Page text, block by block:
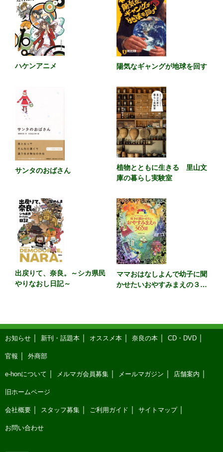
ハケンアニメ 陽気なギャングが地球を回す
サンタのおばさん
植物とともに生きる 里山文
庫の暮らし実験室
出戻りて、奈良。～シカ県民
やりなおし日記～
ママおはなしよんで幼子に聞
かせたいおやすみまえの３６
お知らせ 新刊・話題本 オススメ本 奈良の本 CD・DVD
官報 外商部
e-honについて メルマガ会員募集 メールマガジン 店舗案内
旧ホームページ
会社概要 スタッフ募集 ご利用ガイド サイトマップ
お問い合わせ